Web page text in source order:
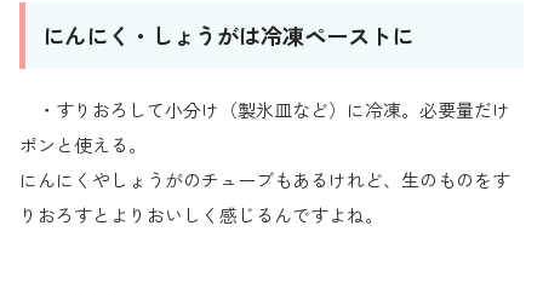
にんにく・しょうがは冷凍ペーストに
・すりおろして小分け（製氷皿など）に冷凍。必要量だけ
ポンと使える。
にんにくやしょうがのチューブもあるけれど、生のものをす
りおろすとよりおいしく感じるんですよね。